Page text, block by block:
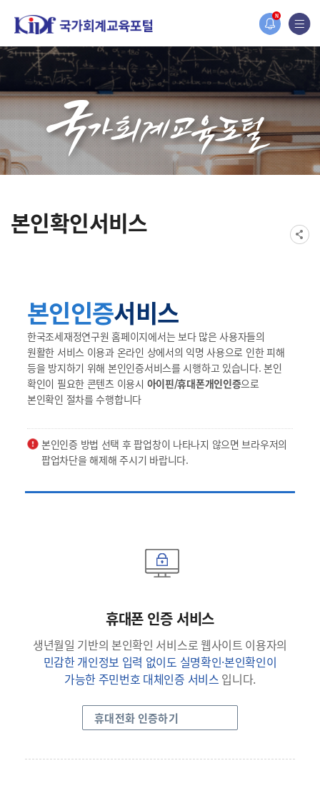
N
홈페이지가 새롭게 개편되었습니다.
한국조세재정연구원홈페이지가 새롭게 개설되었습니다.
본인확인서비스
본인인증서비스
한국조세재정연구원 홈페이지에서는 보다 많은 사용자들의
원활한 서비스 이용과 온라인 상에서의 익명 사용으로 인한 피해
등을 방지하기 위해 본인인증서비스를 시행하고 있습니다. 본인
확인이 필요한 콘텐츠 이용시 아이핀/휴대폰개인인증으로
본인확인 절차를 수행합니다
본인인증 방법 선택 후 팝업창이 나타나지 않으면 브라우저의
팝업차단을 해제해 주시기 바랍니다.
휴대폰 인증 서비스
생년월일 기반의 본인확인 서비스로 웹사이트 이용자의
민감한 개인정보 입력 없이도 실명확인·본인확인이
가능한 주민번호 대체인증 서비스 입니다.
휴대전화 인증하기